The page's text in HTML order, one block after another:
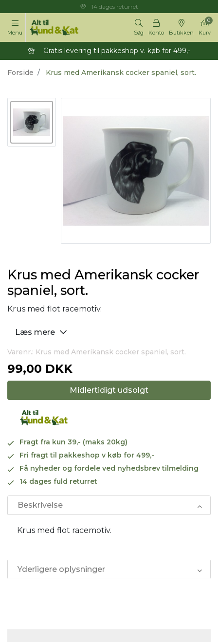
14 dages returret
Menu Søg Konto Butikken Kurv
0
Gratis levering til pakkeshop v. køb for 499,-
Forside Krus med Amerikansk cocker spaniel, sort.
Krus med Amerikansk cocker
spaniel, sort.
Krus med flot racemotiv.
Læs mere
Varenr.: Krus med Amerikansk cocker spaniel, sort.
99,00 DKK
Midlertidigt udsolgt
Fragt fra kun 39,- (maks 20kg)
Fri fragt til pakkeshop v køb for 499,-
Få nyheder og fordele ved nyhedsbrev tilmelding
14 dages fuld returret
Beskrivelse
Krus med flot racemotiv.
Yderligere oplysninger